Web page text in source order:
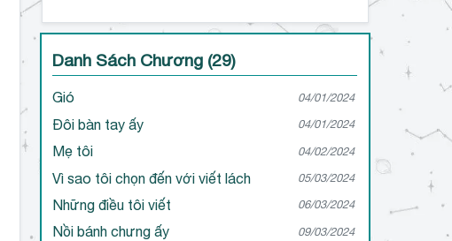
Danh Sách Chương (29)
Gió 04/01/2024
Đôi bàn tay ấy 04/01/2024
Mẹ tôi 04/02/2024
Vì sao tôi chọn đến với viết lách 05/03/2024
Những điều tôi viết 06/03/2024
Nồi bánh chưng ấy 09/03/2024